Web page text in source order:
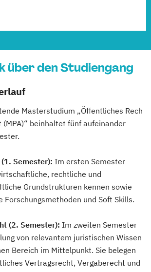
über den Studiengang
Masterstudium „Öffentliches Rech
(MPA)“ beinhaltet fünf aufeinander
Semester): Im ersten Semester
rechtliche und
Grundstrukturen kennen sowie
Forschungsmethoden und Soft Skills.
(2. Semester): Im zweiten Semester
von relevantem juristischen Wissen
Bereich im Mittelpunkt. Sie belegen
Vertragsrecht, Vergaberecht und